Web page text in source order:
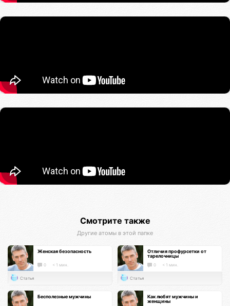
Смотрите также
Другие атомы в этой папке
Женская безопасность
0 < 1 мин.
Статья
Отличия профурсетки от
тарелочницы
0 < 1 мин.
Статья
Бесполезные мужчины
Как любят мужчины и
женщины